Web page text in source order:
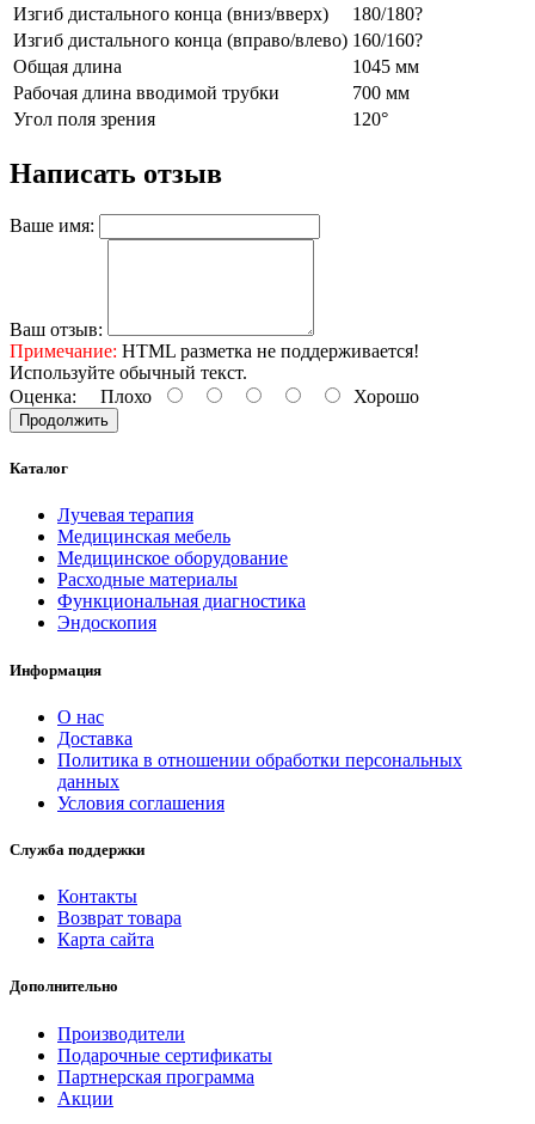
Изгиб дистального конца (вниз/вверх)
180/180?
Изгиб дистального конца (вправо/влево) 160/160?
Общая длина
1045 мм
Рабочая длина вводимой трубки
700 мм
Угол поля зрения
120°
Написать отзыв
Ваше имя:
Ваш отзыв:
Примечание: HTML разметка не поддерживается!
Используйте обычный текст.
Оценка: Плохо Хорошо
Продолжить
Каталог
Лучевая терапия
Медицинская мебель
Медицинское оборудование
Расходные материалы
Функциональная диагностика
Эндоскопия
Информация
О нас
Доставка
Политика в отношении обработки персональных
данных
Условия соглашения
Служба поддержки
Контакты
Возврат товара
Карта сайта
Дополнительно
Производители
Подарочные сертификаты
Партнерская программа
Акции